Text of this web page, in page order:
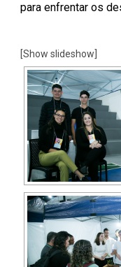
para enfrentar os
[Show slideshow]